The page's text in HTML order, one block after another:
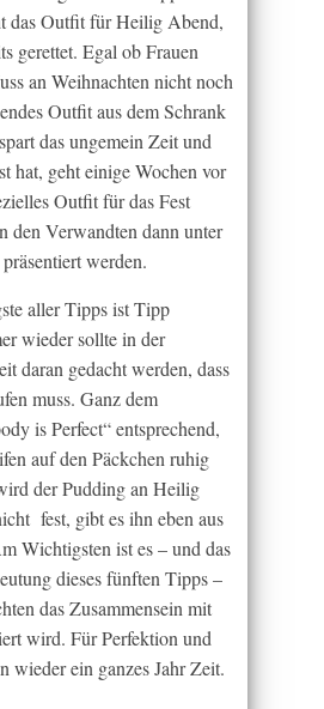
das Outfit für Heilig Abend,
gerettet. Egal ob Frauen
an Weihnachten nicht noch
Outfit aus dem Schrank
das ungemein Zeit und
hat, geht einige Wochen vor
Outfit für das Fest
den Verwandten dann unter
werden.
aller Tipps ist Tipp
wieder sollte in der
daran gedacht werden, dass
muss. Ganz dem
is Perfect“ entsprechend,
auf den Päckchen ruhig
der Pudding an Heilig
fest, gibt es ihn eben aus
Wichtigsten ist es – und das
dieses fünften Tipps –
das Zusammensein mit
wird. Für Perfektion und
wieder ein ganzes Jahr Zeit.